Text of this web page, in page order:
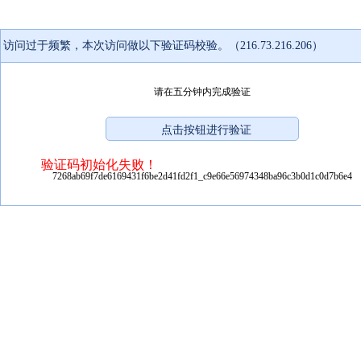
访问过于频繁，本次访问做以下验证码校验。（216.73.216.206）
请在五分钟内完成验证
验证码初始化失败！
7268ab69f7de6169431f6be2d41fd2f1_c9e66e56974348ba96c3b0d1c0d7b6e4